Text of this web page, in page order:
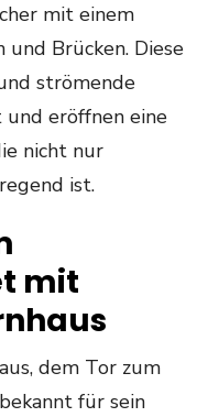
mit einem
Brücken. Diese
strömende
und eröffnen eine
nicht nur
ist.
mit
dem Tor zum
für sein